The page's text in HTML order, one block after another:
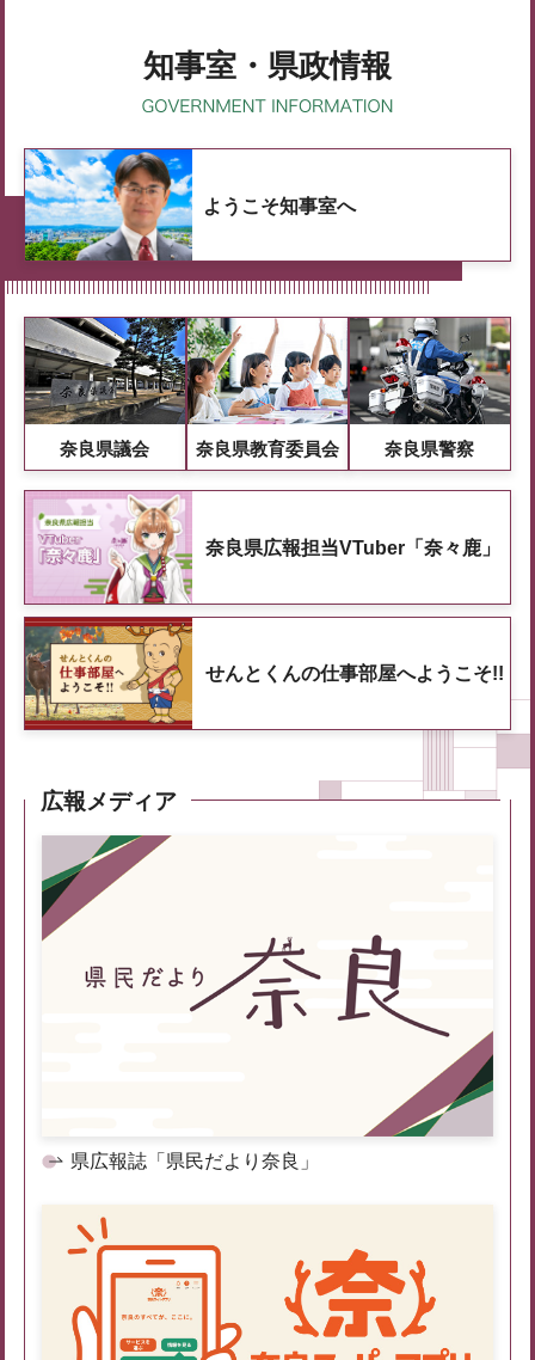
知事室・県政情報
ようこそ知事室へ
奈良県議会 奈良県教育委員会 奈良県警察
奈良県広報担当VTuber「奈々鹿」
せんとくんの仕事部屋へようこそ!!
広報メディア
県広報誌「県民だより奈良」